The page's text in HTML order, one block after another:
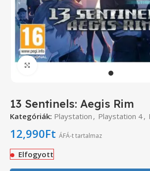
Click to enlarge
13 Sentinels: Aegis Rim
Kategóriák: Playstation , Playstation 4,
12,990Ft ÁFÁ-t tartalmaz
Elfogyott